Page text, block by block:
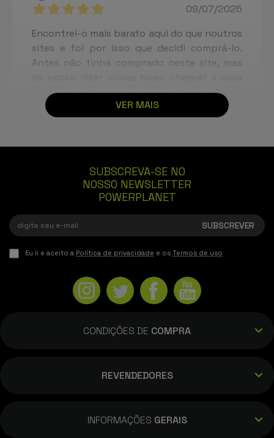
09/07/2025
Encontrei-o mais barato aqui do que noutros
sites e foi por isso que decidi comprá-lo.
Antes não tinha comprado neste site, mas
muito rapidamente e já estou a dar o
telemóvel à bengala, sem dúvida que voltarei
a comprar! - 256GB, Preto
GreenGadget93
um desempenho gráfico espetacular, Super
feliz. - 128GB, Verde
últimos modelos e que no final é um
VER MAIS
SUBSCREVA-SE NO
NOSSO NEWSLETTER
POWERPLANET
Eu li e aceito a Política de privacidade e os Termos de uso
CONDIÇÕES DE COMPRA
REVENDEDORES
INFORMAÇÕES GERAIS